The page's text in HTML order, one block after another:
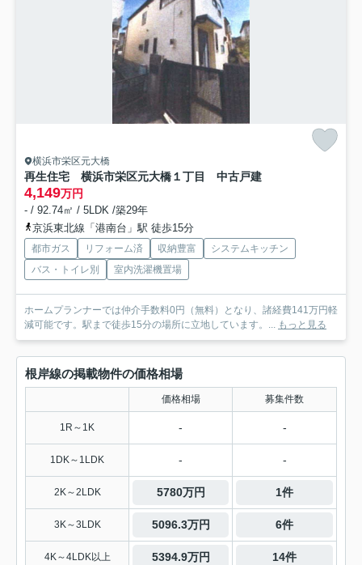
横浜市栄区元大橋
再生住宅 横浜市栄区元大橋１丁目 中古戸建
4,149万円
- / 92.74㎡ / 5LDK /築29年
京浜東北線「港南台」駅 徒歩15分
都市ガス リフォーム済 収納豊富
システムキッチン
バス・トイレ別
室内洗濯機置場
ホームプランナーでは仲介手数料0円（無料）となり、諸経費141万円軽
減可能です。駅まで徒歩15分の場所に立地しています。... もっと見る
根岸線の掲載物件の価格相場
価格相場 募集件数
1R～1K - -
1DK～1LDK - -
2K～2LDK 5780万円 1件
3K～3LDK 5096.3万円 6件
4K～4LDK以上 5394.9万円 14件